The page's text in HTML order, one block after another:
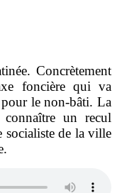
Concrètement
foncière qui va
le non-bâti. La
un recul
socialiste de la ville